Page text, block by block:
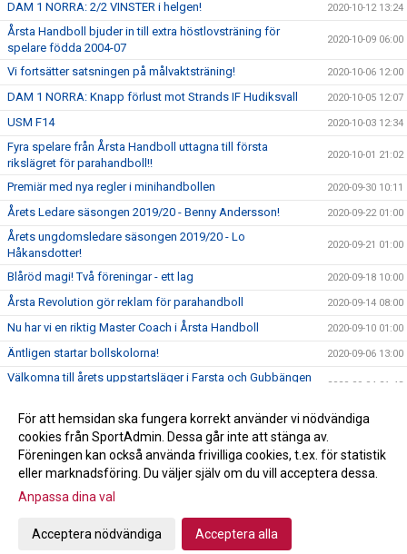
DAM 1 NORRA: 2/2 VINSTER i helgen! 2020-10-12 13:24
Årsta Handboll bjuder in till extra höstlovsträning för
spelare födda 2004-07
2020-10-09 06:00
Vi fortsätter satsningen på målvaktsträning! 2020-10-06 12:00
DAM 1 NORRA: Knapp förlust mot Strands IF Hudiksvall 2020-10-05 12:07
USM F14 2020-10-03 12:34
Fyra spelare från Årsta Handboll uttagna till första
rikslägret för parahandboll!!
2020-10-01 21:02
Premiär med nya regler i minihandbollen 2020-09-30 10:11
Årets Ledare säsongen 2019/20 - Benny Andersson! 2020-09-22 01:00
Årets ungdomsledare säsongen 2019/20 - Lo
Håkansdotter!
2020-09-21 01:00
Blåröd magi! Två föreningar - ett lag 2020-09-18 10:00
Årsta Revolution gör reklam för parahandboll 2020-09-14 08:00
Nu har vi en riktig Master Coach i Årsta Handboll 2020-09-10 01:00
Äntligen startar bollskolorna! 2020-09-06 13:00
Välkomna till årets uppstartsläger i Farsta och Gubbängen
2020-09-04 21:43
Välkomna till Årsmöte den 24 september 2020-09-01 23:11
SOMMARAKTIVITETR PÅ SKARPNÄCKSFÄLTET! 2020-06-26 16:39
Gå till Webbversion
För att hemsidan ska fungera korrekt använder vi nödvändiga
cookies från SportAdmin. Dessa går inte att stänga av.
Föreningen kan också använda frivilliga cookies, t.ex. för statistik
eller marknadsföring. Du väljer själv om du vill acceptera dessa.
Anpassa dina val
Acceptera nödvändiga Acceptera alla